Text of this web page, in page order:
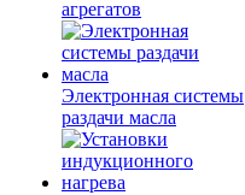
агрегатов
Электронная системы
раздачи масла